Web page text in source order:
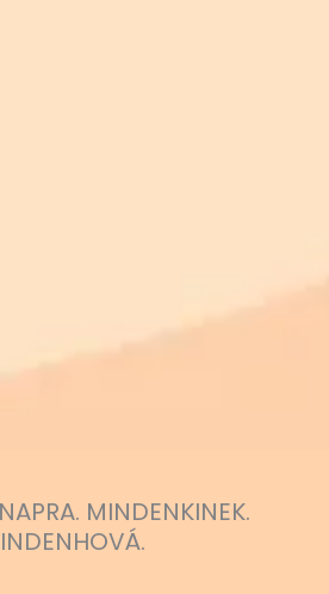
MINDENKINEK.